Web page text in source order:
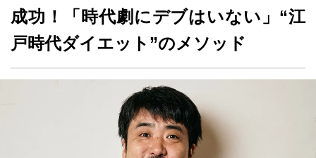
成功！「時代劇にデブはいない」“江
戸時代ダイエット”のメソッド